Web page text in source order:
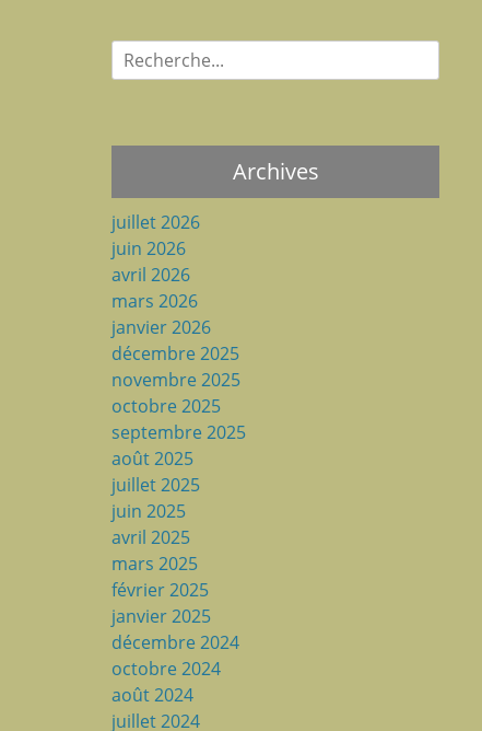
Recherche
pour:
Archives
juillet 2026
juin 2026
avril 2026
mars 2026
janvier 2026
décembre 2025
novembre 2025
octobre 2025
septembre 2025
août 2025
juillet 2025
juin 2025
avril 2025
mars 2025
février 2025
janvier 2025
décembre 2024
octobre 2024
août 2024
juillet 2024